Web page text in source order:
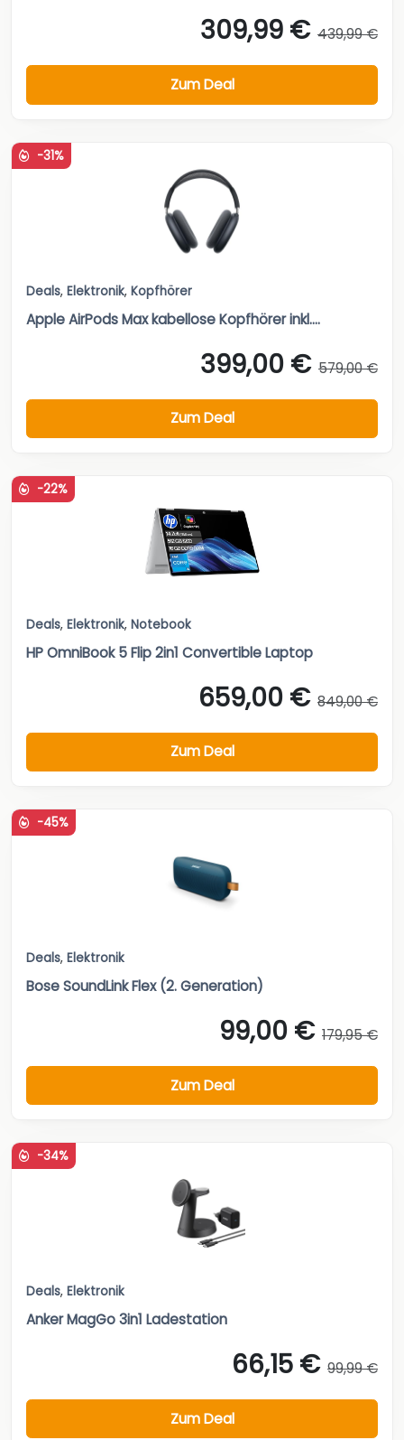
309,99 € 439,99 €
Zum Deal
-31%
Deals, Elektronik, Kopfhörer
Apple AirPods Max kabellose Kopfhörer inkl....
399,00 € 579,00 €
Zum Deal
-22%
Deals, Elektronik, Notebook
HP OmniBook 5 Flip 2in1 Convertible Laptop
659,00 € 849,00 €
Zum Deal
-45%
Deals, Elektronik
Bose SoundLink Flex (2. Generation)
99,00 € 179,95 €
Zum Deal
-34%
Deals, Elektronik
Anker MagGo 3in1 Ladestation
66,15 € 99,99 €
Zum Deal